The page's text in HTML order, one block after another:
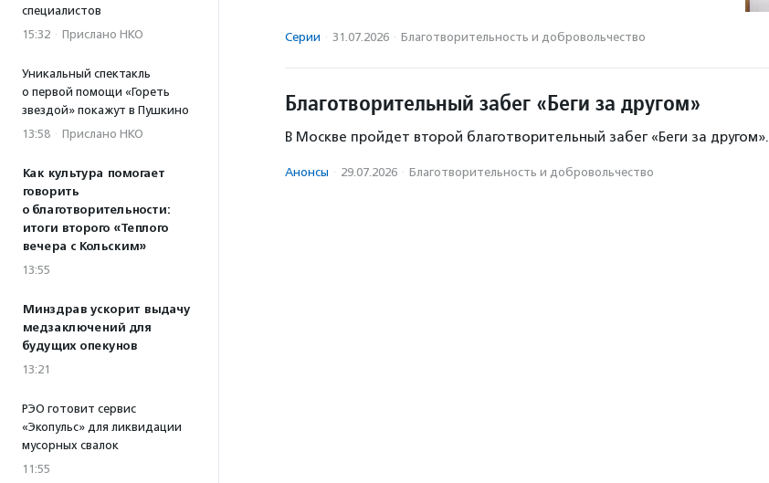
специалистов
15:32 · Прислано НКО
Уникальный спектакль
о первой помощи «Гореть
звездой» покажут в Пушкино
13:58 · Прислано НКО
Как культура помогает
говорить
о благотворительности:
итоги второго «Теплого
вечера с Кольским»
13:55
Минздрав ускорит выдачу
медзаключений для
будущих опекунов
13:21
РЭО готовит сервис
«Экопульс» для ликвидации
мусорных свалок
11:55
Серии · 31.07.2026 · Благотвори­тель­ность и доброволь­чест­во
Благотворительный забег «Беги за другом»
В Москве пройдет второй благотворительный забег «Беги за другом».
Анонсы · 29.07.2026 · Благотвори­тель­ность и доброволь­чест­во